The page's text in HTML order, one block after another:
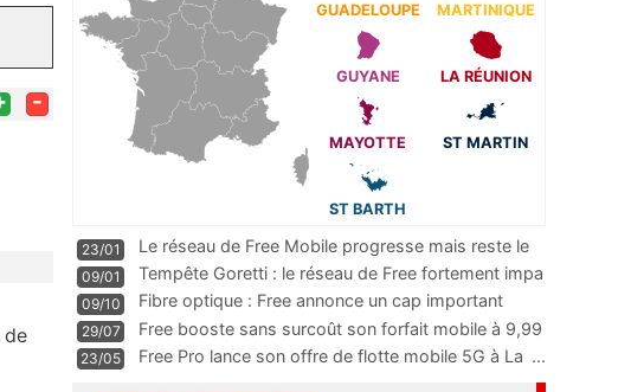
-
de
GUADELOUPE MARTINIQUE
GUYANE LA RÉUNION
MAYOTTE ST MARTIN
ST BARTH
23/01
Le réseau de Free Mobile progresse mais reste le
m
...
09/01
Tempête Goretti : le réseau de Free fortement impa
09/10
Fibre optique : Free annonce un cap important
pass
...
29/07
Free booste sans surcoût son forfait mobile à 9,99
23/05 Free Pro lance son offre de flotte mobile 5G à La ...